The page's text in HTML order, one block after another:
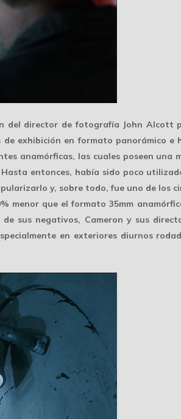
del director de fotografía John Alcott
exhibición en formato panorámico e
anamórficas, las cuales poseen una
entonces, había sido poco
y, sobre todo, fue uno de los
menor que el formato 35mm
de sus negativos, Cameron y sus
en exteriores diurnos